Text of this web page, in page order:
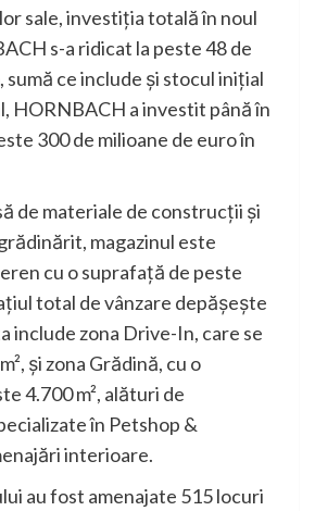
sale, investiția totală în noul
s-a ridicat la peste 48 de
sumă ce include și stocul inițial
HORNBACH a investit până în
300 de milioane de euro în
de materiale de construcții și
magazinul este
cu o suprafață de peste
total de vânzare depășește
include zona Drive-In, care se
și zona Grădină, cu o
4.700 m², alături de
în Petshop &
interioare.
au fost amenajate 515 locuri